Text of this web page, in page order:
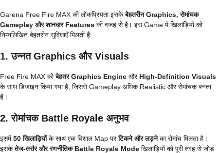
Garena Free Fire MAX की लोकप्रियता इसकेबेहतरीन Graphics, रोमांचक
Gameplay और शानदार Features की वजह से है। इस Game में खिलाड़ियों को
निम्नलिखित बेहतरीन सुविधाएँ मिलती हैं:
1. उन्नत Graphics और Visuals
Free Fire MAX कोबेहतर Graphics Engine और High-Definition Visuals
के साथ डिजाइन किया गया है, जिससे Gameplay अधिक Realistic और रोमांचक बनता
है।
2. रोमांचक Battle Royale अनुभव
इसमें50 खिलाड़ियोंके साथ एक विशाल Map परटिकने और लड़नेका रोमांच मिलता है।
इसकेतेज-तर्रार और रणनीतिक Battle Royale Mode खिलाड़ियों को पूरी तरह से जोड़